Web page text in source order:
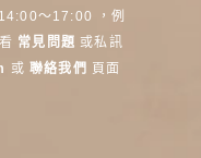
～17:00 ，例
常見問題 或私訊
或聯絡我們
頁面